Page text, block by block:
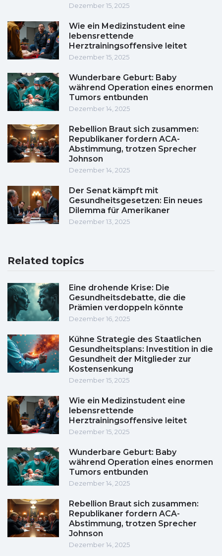
Dezember 15, 2025
Wie ein Medizinstudent eine
lebensrettende
Herztrainingsoffensive leitet
Dezember 15, 2025
Wunderbare Geburt: Baby
während Operation eines enormen
Tumors entbunden
Dezember 14, 2025
Rebellion Braut sich zusammen:
Republikaner fordern ACA-
Abstimmung, trotzen Sprecher
Johnson
Dezember 14, 2025
Der Senat kämpft mit
Gesundheitsgesetzen: Ein neues
Dilemma für Amerikaner
Dezember 13, 2025
Related topics
Eine drohende Krise: Die
Gesundheitsdebatte, die die
Prämien verdoppeln könnte
Dezember 16, 2025
Kühne Strategie des Staatlichen
Gesundheitsplans: Investition in die
Gesundheit der Mitglieder zur
Kostensenkung
Dezember 15, 2025
Wie ein Medizinstudent eine
lebensrettende
Herztrainingsoffensive leitet
Dezember 15, 2025
Wunderbare Geburt: Baby
während Operation eines enormen
Tumors entbunden
Dezember 14, 2025
Rebellion Braut sich zusammen:
Republikaner fordern ACA-
Abstimmung, trotzen Sprecher
Johnson
Dezember 14, 2025